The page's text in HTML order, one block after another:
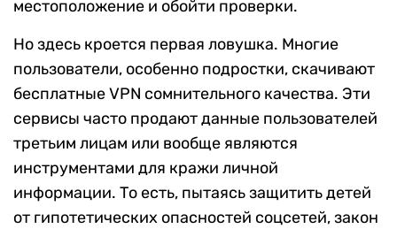
местоположение и обойти проверки.
Но здесь кроется первая ловушка. Многие
пользователи, особенно подростки, скачивают
бесплатные VPN сомнительного качества. Эти
сервисы часто продают данные пользователей
третьим лицам или вообще являются
инструментами для кражи личной
информации. То есть, пытаясь защитить детей
от гипотетических опасностей соцсетей, закон